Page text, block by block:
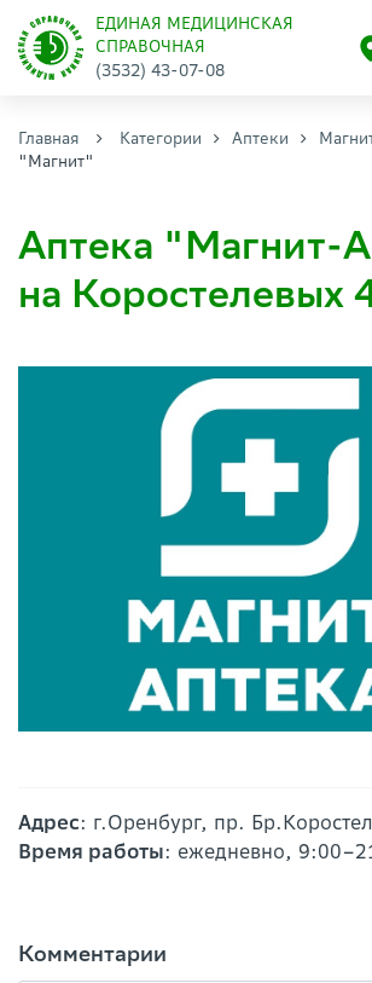
ЕДИНАЯ МЕДИЦИНСКАЯ
СПРАВОЧНАЯ
(3532) 43-07-08
Главная Категории Аптеки
"Магнит"
Аптека "Магнит-
на Коростелевых
Адрес: г.Оренбург, пр.
Время работы: ежедневно,
Комментарии